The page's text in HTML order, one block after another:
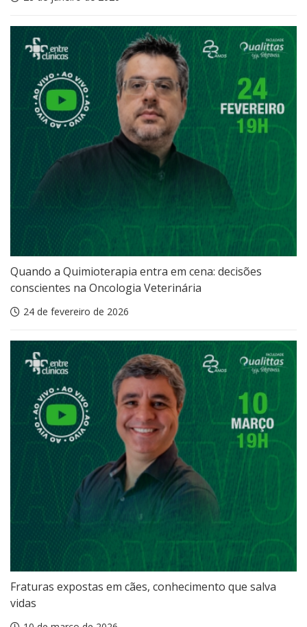
Quando a Quimioterapia entra em cena: decisões
conscientes na Oncologia Veterinária
24 de fevereiro de 2026
Fraturas expostas em cães, conhecimento que salva
vidas